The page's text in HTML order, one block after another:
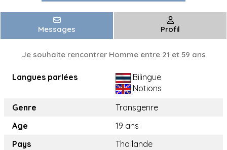
Messages Profil
Je souhaite rencontrer Homme entre 21 et 59 ans
Langues parlées
Bilingue
Notions
Genre
Transgenre
Age
19 ans
Pays
Thaïlande